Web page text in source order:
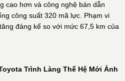
cao hơn và công nghệ bán dẫn
công suất 320 mã lực. Phạm vi
đáng kể so với mức 67,5 km của